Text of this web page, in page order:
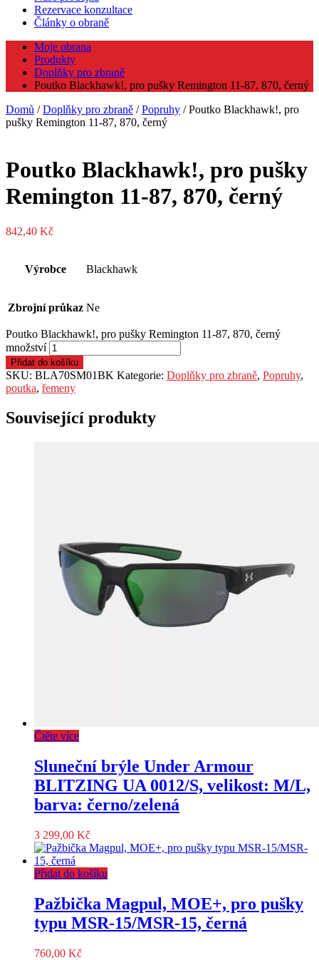
Rezervace konzultace
Články o obraně
Moje obrana
Produkty
Doplňky pro zbraně
Poutko Blackhawk!, pro pušky Remington 11-87, 870, černý
Domů /Doplňky pro zbraně /Popruhy / Poutko Blackhawk!, pro
pušky Remington 11-87, 870, černý
Poutko Blackhawk!, pro pušky
Remington 11-87, 870, černý
842,40 Kč
Výrobce Blackhawk
Zbrojní průkaz Ne
Poutko Blackhawk!, pro pušky Remington 11-87, 870, černý
množství
Přidat do košíku
SKU: BLA70SM01BK Kategorie: Doplňky pro zbraně, Popruhy,
poutka, řemeny
Související produkty
Čtěte více
Sluneční brýle Under Armour
BLITZING UA 0012/S, velikost: M/L,
barva: černo/zelená
3 299,00 Kč
Přidat do košíku
Pažbička Magpul, MOE+, pro pušky
typu MSR-15/MSR-15, černá
760,00 Kč